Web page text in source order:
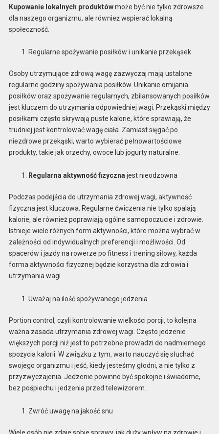
Kupowanie lokalnych produktówmoże być nie tylko zdrowsze
dla naszego organizmu, ale również wspierać lokalną
społeczność.
Regularne spożywanie posiłków i unikanie przekąsek
Osoby utrzymujące zdrową wagę zazwyczaj mają ustalone
regularne godziny spożywania posiłków. Unikanie omijania
posiłków oraz spożywanie regularnych, zbilansowanych posiłków
jest kluczem do utrzymania odpowiedniej wagi. Przekąski między
posiłkami często skrywają puste kalorie, które sprawiają, że
trudniej jest kontrolować wagę ciała. Zamiast sięgać po
niezdrowe przekąski, warto wybierać pełnowartościowe
produkty, takie jak orzechy, owoce lub jogurty naturalne.
Regularna aktywność fizyczna jest nieodzowna
Podczas podejścia do utrzymania zdrowej wagi, aktywność
fizyczna jest kluczowa. Regularne ćwiczenia nie tylko spalają
kalorie, ale również poprawiają ogólne samopoczucie i zdrowie.
Istnieje wiele różnych form aktywności, które można wybrać w
zależności od indywidualnych preferencji i możliwości. Od
spacerów i jazdy na rowerze po fitness i trening siłowy, każda
forma aktywności fizycznej będzie korzystna dla zdrowia i
utrzymania wagi.
Uważaj na ilość spożywanego jedzenia
Portion control, czyli kontrolowanie wielkości porcji, to kolejna
ważna zasada utrzymania zdrowej wagi. Często jedzenie
większych porcji niż jest to potrzebne prowadzi do nadmiernego
spożycia kalorii. W związku z tym, warto nauczyć się słuchać
swojego organizmu i jeść, kiedy jesteśmy głodni, a nie tylko z
przyzwyczajenia. Jedzenie powinno być spokojne i świadome,
bez pośpiechu i jedzenia przed telewizorem.
Zwróć uwagę na jakość snu
Wiele osób nie zdaje sobie sprawy, jak duży wpływ na zdrowie i